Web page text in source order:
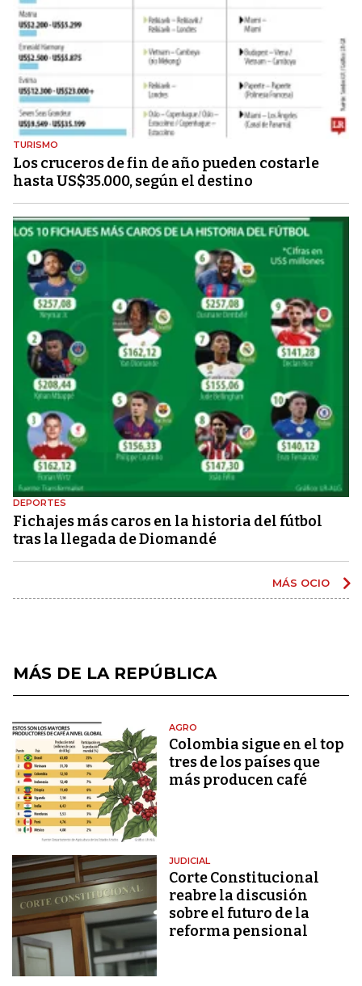
TURISMO
Los cruceros de fin de año pueden costarle
hasta US$35.000, según el destino
DEPORTES
Fichajes más caros en la historia del fútbol
tras la llegada de Diomandé
MÁS OCIO
MÁS DE LA REPÚBLICA
AGRO
Colombia sigue en el top
tres de los países que
más producen café
JUDICIAL
Corte Constitucional
reabre la discusión
sobre el futuro de la
reforma pensional